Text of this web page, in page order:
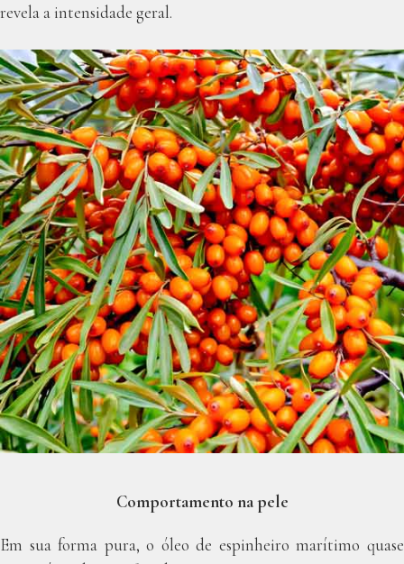
revela a intensidade geral.
Comportamento na pele
Em sua forma pura, o óleo de espinheiro marítimo quase